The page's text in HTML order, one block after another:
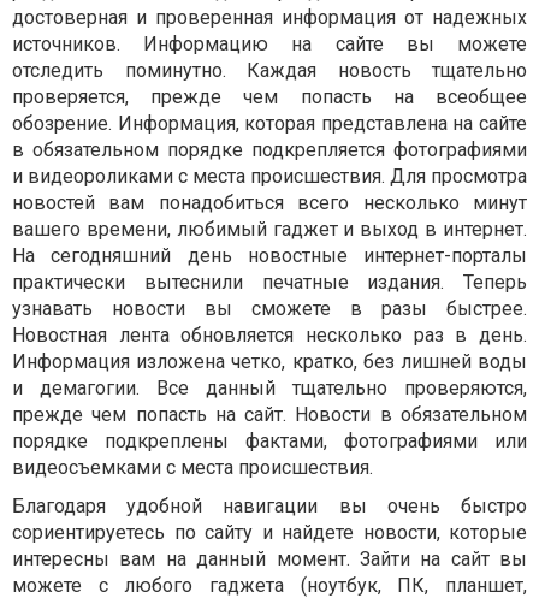
достоверная и проверенная информация от надежных
источников. Информацию на сайте вы можете
отследить поминутно. Каждая новость тщательно
проверяется, прежде чем попасть на всеобщее
обозрение. Информация, которая представлена на сайте
в обязательном порядке подкрепляется фотографиями
и видеороликами с места происшествия. Для просмотра
новостей вам понадобиться всего несколько минут
вашего времени, любимый гаджет и выход в интернет.
На сегодняшний день новостные интернет-порталы
практически вытеснили печатные издания. Теперь
узнавать новости вы сможете в разы быстрее.
Новостная лента обновляется несколько раз в день.
Информация изложена четко, кратко, без лишней воды
и демагогии. Все данный тщательно проверяются,
прежде чем попасть на сайт. Новости в обязательном
порядке подкреплены фактами, фотографиями или
видеосъемками с места происшествия.
Благодаря удобной навигации вы очень быстро
сориентируетесь по сайту и найдете новости, которые
интересны вам на данный момент. Зайти на сайт вы
можете с любого гаджета (ноутбук, ПК, планшет,